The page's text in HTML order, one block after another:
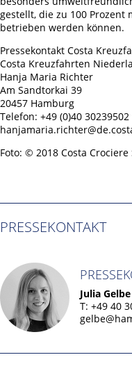
gestellt, die zu 100 Prozent
betrieben werden können.
Pressekontakt Costa
Costa Kreuzfahrten
Hanja Maria Richter
Am Sandtorkai 39
20457 Hamburg
Telefon: +49 (0)40
Foto: © 2018 Costa Crociere
PRESSEKONTAKT
Julia Gelbe
T: +49 40